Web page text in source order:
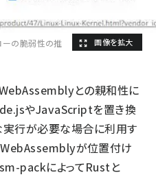
ーの脆弱性の推
との親和性に
やJavaScriptを置き換
実行が必要な場合に利用す
WebAssemblyが位置付け
packによってRustと